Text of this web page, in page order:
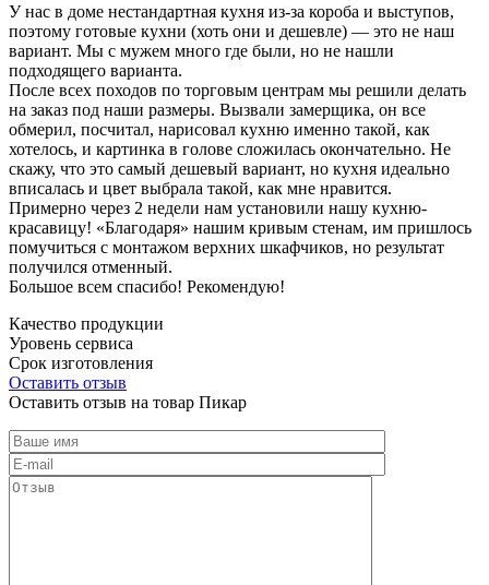
У нас в доме нестандартная кухня из-за короба и выступов,
поэтому готовые кухни (хоть они и дешевле) — это не наш
вариант. Мы с мужем много где были, но не нашли
подходящего варианта.
После всех походов по торговым центрам мы решили делать
на заказ под наши размеры. Вызвали замерщика, он все
обмерил, посчитал, нарисовал кухню именно такой, как
хотелось, и картинка в голове сложилась окончательно. Не
скажу, что это самый дешевый вариант, но кухня идеально
вписалась и цвет выбрала такой, как мне нравится.
Примерно через 2 недели нам установили нашу кухню-
красавицу! «Благодаря» нашим кривым стенам, им пришлось
помучиться с монтажом верхних шкафчиков, но результат
получился отменный.
Большое всем спасибо! Рекомендую!
Качество продукции
Уровень сервиса
Срок изготовления
Оставить отзыв
Оставить отзыв на товар Пикар